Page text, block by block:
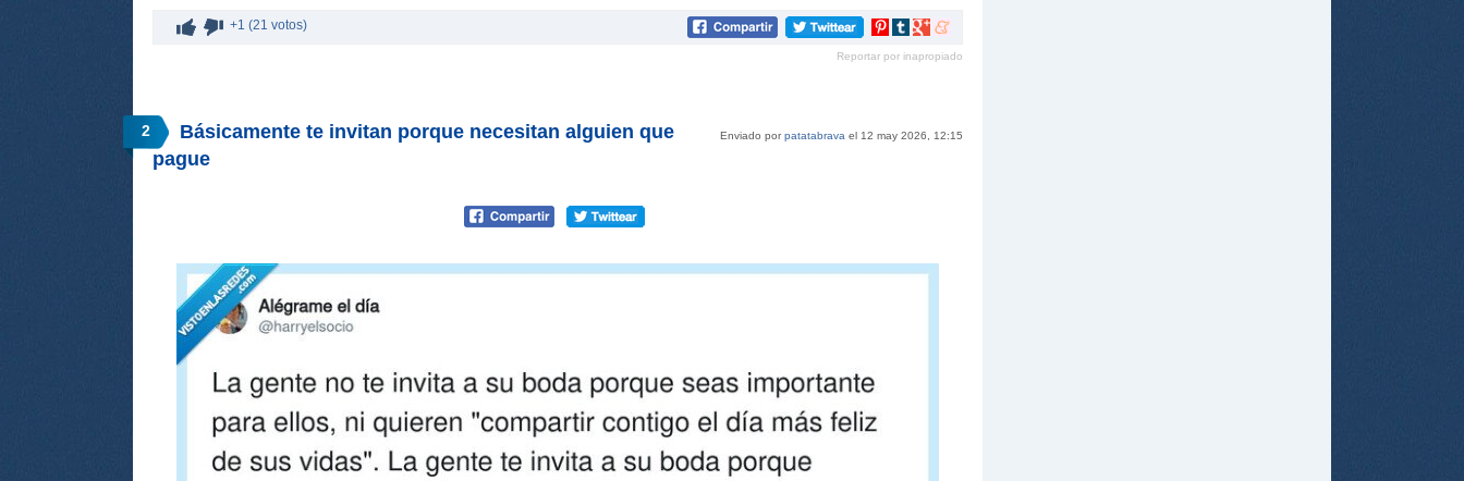
+1 (21 votos)
Compartir
Pinterest
Compartir
tumblr
Compartir
Google+
Compartir
meneame
Reportar por inapropiado
2 Enviado porpatatabrava el 12 may 2026, 12:15
Básicamente te invitan porque necesitan alguien que
pague